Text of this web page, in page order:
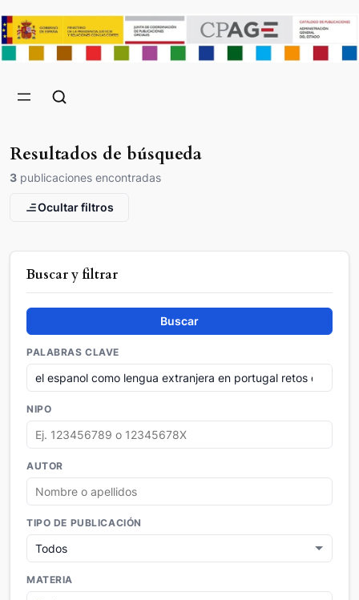
Resultados de búsqueda
3 publicaciones encontradas
Ocultar filtros
Buscar y filtrar
Buscar
PALABRAS CLAVE
NIPO
AUTOR
TIPO DE PUBLICACIÓN
MATERIA